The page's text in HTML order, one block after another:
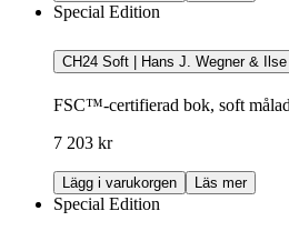
Special Edition
CH24 Soft | Hans J. Wegner & Ilse
FSC™-certifierad bok, soft
7 203 kr
Lägg i varukorgen Läs mer
Special Edition